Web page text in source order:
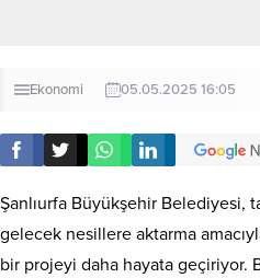
Ekonomi 05.05.2025 16:05
Şanlıurfa Büyükşehir Belediyesi,
gelecek nesillere aktarma
bir projeyi daha hayata geçiriyor.